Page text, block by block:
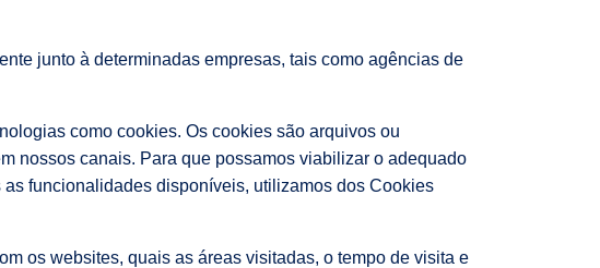
junto à determinadas empresas, tais como agências de
como cookies. Os cookies são arquivos ou
nossos canais. Para que possamos viabilizar o adequado
funcionalidades disponíveis, utilizamos dos Cookies
os websites, quais as áreas visitadas, o tempo de visita e